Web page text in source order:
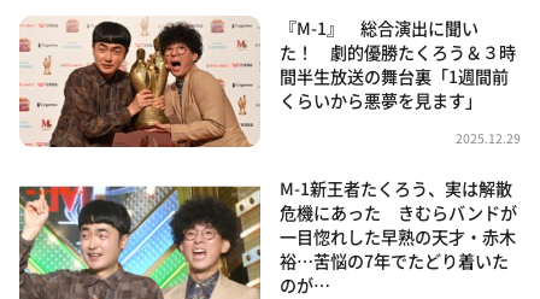
『M-1』 総合演出に聞い
た！ 劇的優勝たくろう＆３時
間半生放送の舞台裏「1週間前
くらいから悪夢を見ます」
2025.12.29
M-1新王者たくろう、実は解散
危機にあった きむらバンドが
一目惚れした早熟の天才・赤木
裕…苦悩の7年でたどり着いた
のが…